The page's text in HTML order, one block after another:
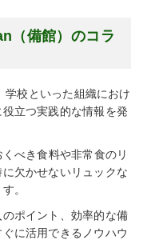
（備館）のコラ
学校といった組織におけ
立つ実践的な情報を発
べき食料や非常食のリ
欠かせないリュックな
。
ポイント、効率的な備
に活用できるノウハウ